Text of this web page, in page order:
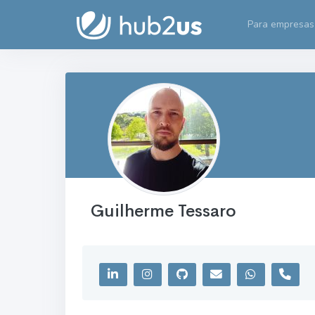
Para empresas
Guilherme Tessaro